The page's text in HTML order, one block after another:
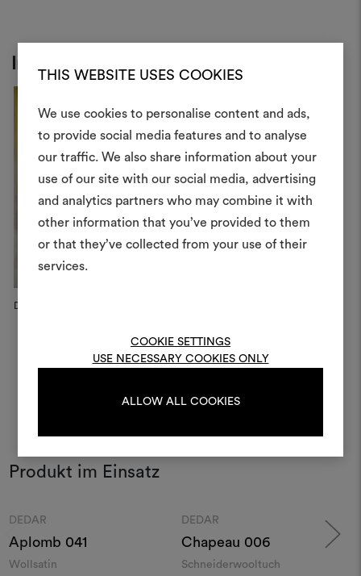
THIS WEBSITE USES COOKIES
We use cookies to personalise content and ads,
to provide social media features and to analyse
our traffic. We also share information about your
use of our site with our social media, advertising
and analytics partners who may combine it with
other information that you’ve provided to them
or that they’ve collected from your use of their
services.
COOKIE SETTINGS
USE NECESSARY COOKIES ONLY
ALLOW ALL COOKIES
Inspiration
Dedar Campaign, 2025
Milan
Produkt im Einsatz
DEDAR
Aplomb 041
Wollsatin
DEDAR
Chapeau 006
Schneiderwooltuch
Ein
erstellen
Ein interaktives Tool, mit
Ideen zum Leben
anderen teilen können,